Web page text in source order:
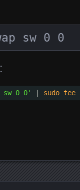
sw 0 0
sw 0 0' sudo tee